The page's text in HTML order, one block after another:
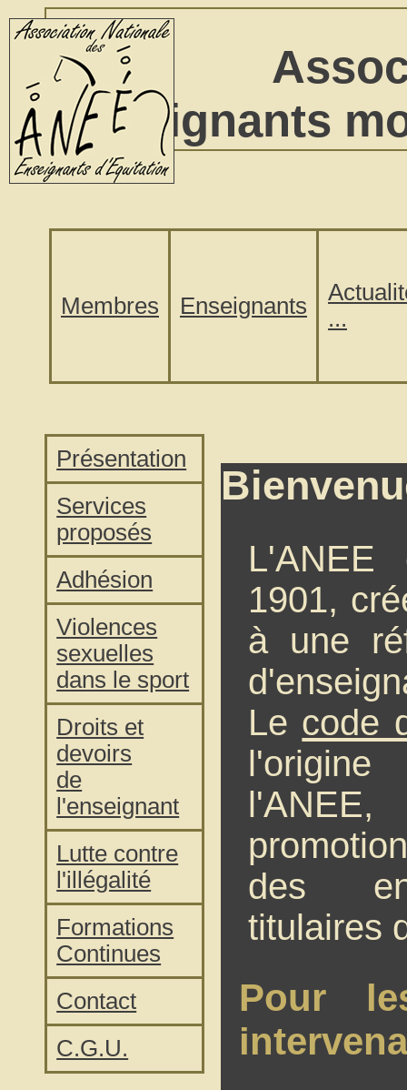
Enseignants
Membres Enseignants
...
Présentation
Services
proposés
Adhésion
Violences
sexuelles
dans le sport
Droits et
devoirs
de
l'enseignant
Lutte contre
l'illégalité
Formations
Continues
Contact
C.G.U.
L'ANEE
1901,
à une
Le code
des
titulaires
Pour